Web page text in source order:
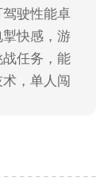
驶性能卓
快感，游
任务，能
，单人闯